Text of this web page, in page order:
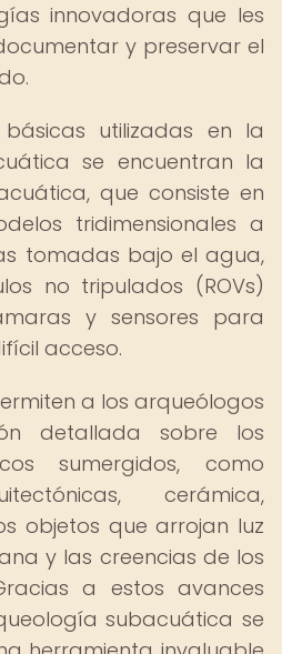
innovadoras que les
y preservar el
utilizadas en la
se encuentran la
que consiste en
tridimensionales a
tomadas bajo el agua,
no tripulados (ROVs)
y sensores para
acceso.
a los arqueólogos
detallada sobre los
sumergidos, como
cerámica,
objetos que arrojan luz
y las creencias de los
a estos avances
subacuática se